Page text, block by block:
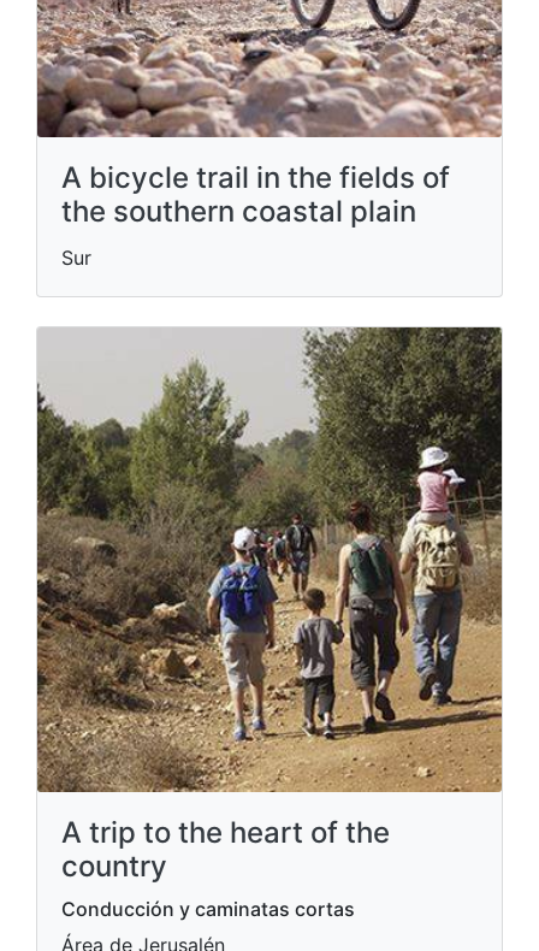
A bicycle trail in the fields of
the southern coastal plain
Sur
A trip to the heart of the
country
Conducción y caminatas cortas
Área de Jerusalén